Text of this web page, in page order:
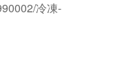
冷凍-